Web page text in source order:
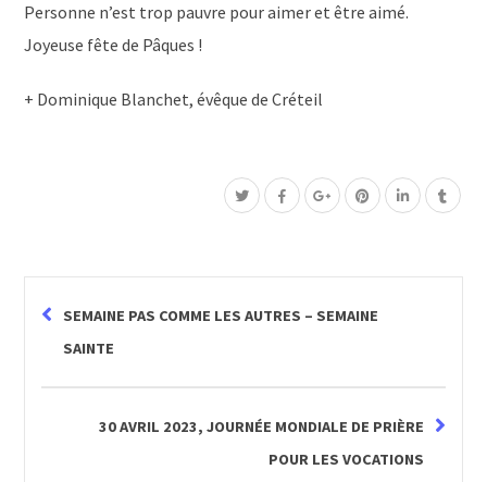
Personne n’est trop pauvre pour aimer et être aimé.
Joyeuse fête de Pâques !
+ Dominique Blanchet, évêque de Créteil
SEMAINE PAS COMME LES AUTRES – SEMAINE
SAINTE
30 AVRIL 2023, JOURNÉE MONDIALE DE PRIÈRE
POUR LES VOCATIONS